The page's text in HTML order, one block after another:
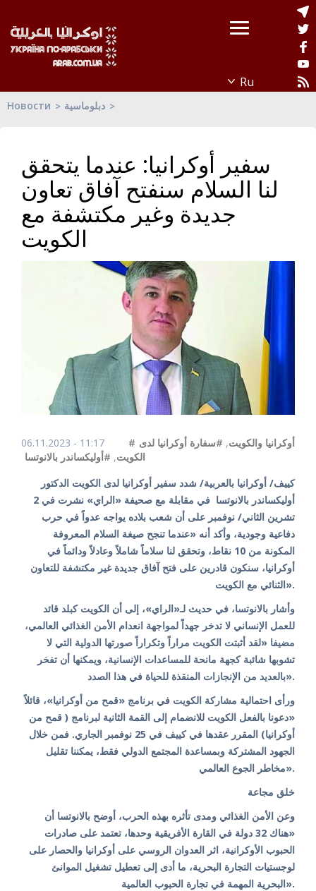
Новости دبلوماسية
سفير أوكرانيا: عندما يتحقق
لنا السلام سنفتح آفاق تعاون
جديدة وغير مكتشفة مع
الكويت
06.11.2023 - 11:17 #أوكرانيا والكويت, #سفارة أوكرانيا لدى
الكويت, #أوليكساندر بالانوتسا
كييف/ أوكرانيا بالعربية/ شدد سفير أوكرانيا لدى الكويت الدكتور
أوليكساندر بالانوتسا في مقابلة مع صحيفة «الراي» نشرت في 2
تشرين الثاني/ نوفمبر على أن شعب بلاده يواجه عدواً في حرب
دفاعية وجودية، وأكد أنه «عندما تنجح صيغة السلام المعروفة
المكونة من 10 نقاط، وتحقق لنا سلاماً شاملاً وعادلاً ودائماً في
أوكرانيا، سنكون قادرين على فتح آفاق جديدة غير مكتشفة للتعاون
الثنائي مع الكويت».
وأشار بالانوتسا، في حديث لـ«الراي»، إلى أن الكويت كبلد قائد
للعمل الإنساني لا تدخر جهداً لمواجهة انعدام الأمن الغذائي العالمي،
مضيفا «لقد أثبتت الكويت مراراً وتكراراً صورتها الدولية التي لا
تشوبها شائبة كجهة مانحة للمساعدات الإنسانية، ويمكنها أن تفخر
بالعديد من الإنجازات المنقذة للحياة في هذا الصدد».
ورأى احتمالية مشاركة الكويت في برنامج «قمح من أوكرانيا»، قائلاً
«دعونا بالفعل الكويت للانضمام إلى القمة الثانية لبرنامج ( قمح من
أوكرانيا) المقرر عقدها في كييف في 25 نوفمبر الجاري. فمن خلال
الجهود المشتركة وبمساعدة المجتمع الدولي فقط، يمكننا تقليل
مخاطر الجوع العالمي».
خلق مجاعة
وعن الأمن الغذائي ومدى تأثره بهذه الحرب، أوضح بالانوتسا أن
«هناك 32 دولة في القارة الأفريقية وحدها، تعتمد على صادرات
الحبوب الأوكرانية، اثر العدوان الروسي على أوكرانيا والحصار على
لوجستيات التجارة البحرية، ما أدى إلى تعطيل تشغيل الموانئ
البحرية المهمة في تجارة الحبوب العالمية».